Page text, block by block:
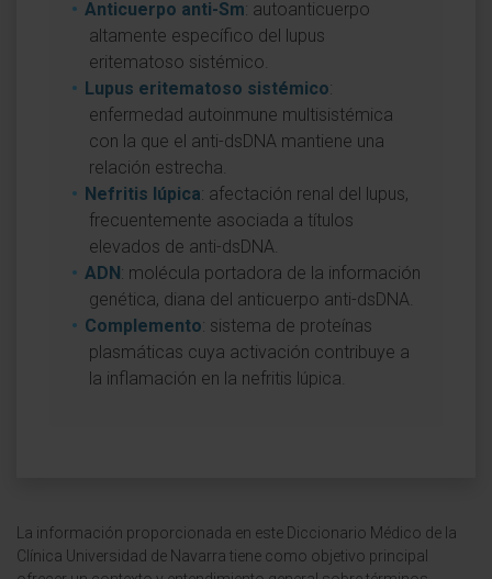
Anticuerpo anti-Sm: autoanticuerpo
altamente específico del lupus
eritematoso sistémico.
Lupus eritematoso sistémico:
enfermedad autoinmune multisistémica
con la que el anti-dsDNA mantiene una
relación estrecha.
Nefritis lúpica: afectación renal del lupus,
frecuentemente asociada a títulos
elevados de anti-dsDNA.
ADN: molécula portadora de la información
genética, diana del anticuerpo anti-dsDNA.
Complemento: sistema de proteínas
plasmáticas cuya activación contribuye a
la inflamación en la nefritis lúpica.
La información proporcionada en este Diccionario Médico de la
Clínica Universidad de Navarra tiene como objetivo principal